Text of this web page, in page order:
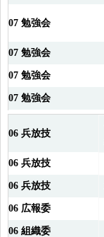
07 勉強会
07 勉強会
07 勉強会
07 勉強会
06 兵放技
06 兵放技
06 兵放技
06 広報委
06 組織委